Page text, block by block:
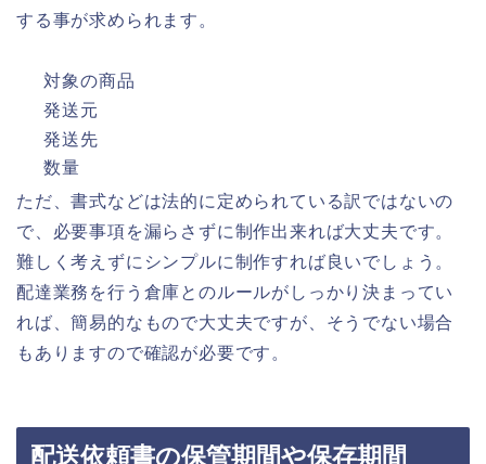
する事が求められます。
対象の商品
発送元
発送先
数量
ただ、書式などは法的に定められている訳ではないの
で、必要事項を漏らさずに制作出来れば大丈夫です。
難しく考えずにシンプルに制作すれば良いでしょう。
配達業務を行う倉庫とのルールがしっかり決まってい
れば、簡易的なもので大丈夫ですが、そうでない場合
もありますので確認が必要です。
配送依頼書の保管期間や保存期間